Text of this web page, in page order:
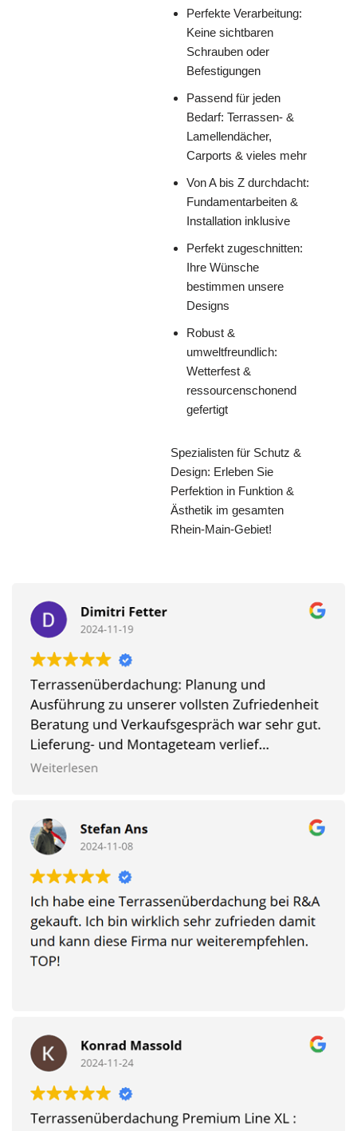
Perfekte Verarbeitung:
Keine sichtbaren
Schrauben oder
Befestigungen
Passend für jeden
Bedarf: Terrassen- &
Lamellendächer,
Carports & vieles mehr
Von A bis Z durchdacht:
Fundamentarbeiten &
Installation inklusive
Perfekt zugeschnitten:
Ihre Wünsche
bestimmen unsere
Designs
Robust &
umweltfreundlich:
Wetterfest &
ressourcenschonend
gefertigt
Spezialisten für Schutz &
Design: Erleben Sie
Perfektion in Funktion &
Ästhetik im gesamten
Rhein-Main-Gebiet!